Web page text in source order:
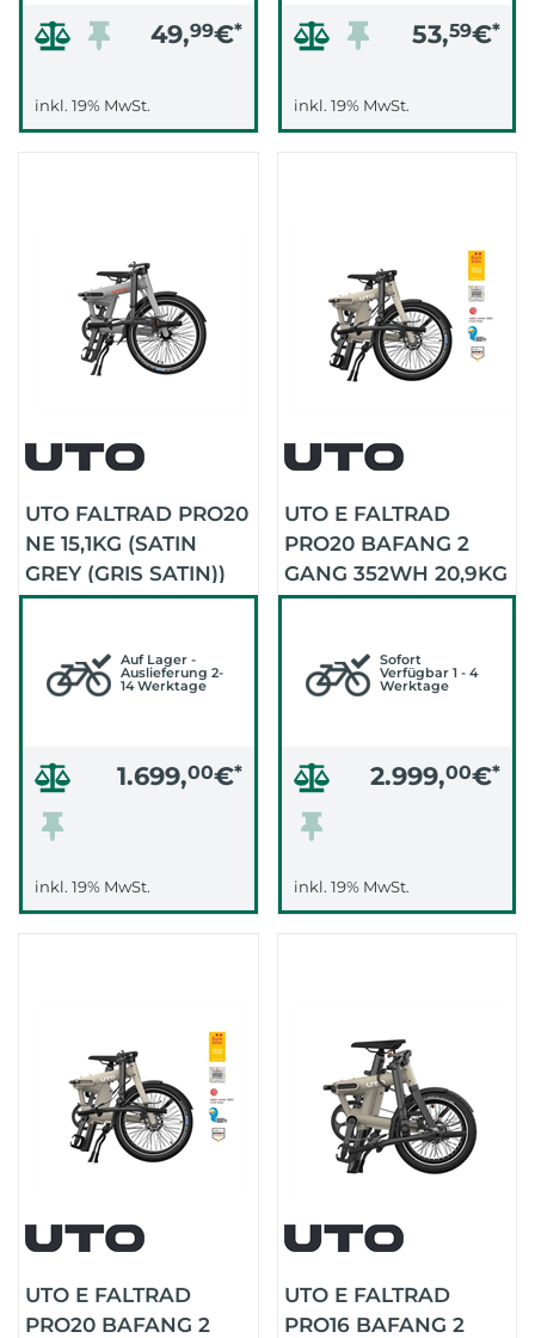
49,99€*
inkl. 19% MwSt.
53,59€*
inkl. 19% MwSt.
UTO FALTRAD PRO20
NE 15,1KG (SATIN
GREY (GRIS SATIN))
Auf Lager -
Auslieferung 2-
14 Werktage
1.699,00€*
inkl. 19% MwSt.
UTO E FALTRAD
PRO20 BAFANG 2
GANG 352WH 20,9KG
TEST (TAUPE SATIN)
Sofort
Verfügbar 1 - 4
Werktage
2.999,00€*
inkl. 19% MwSt.
UTO E FALTRAD
PRO20 BAFANG 2
UTO E FALTRAD
PRO16 BAFANG 2